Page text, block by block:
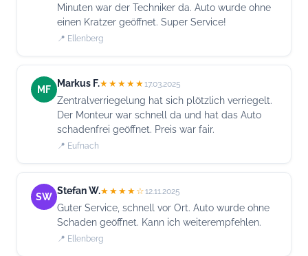
Minuten war der Techniker da. Auto wurde ohne
einen Kratzer geöffnet. Super Service!
📍 Ellenberg
MF
Markus F.★★★★★17.03.2025
Zentralverriegelung hat sich plötzlich verriegelt.
Der Monteur war schnell da und hat das Auto
schadenfrei geöffnet. Preis war fair.
📍 Eufnach
SW
Stefan W.★★★★☆12.11.2025
Guter Service, schnell vor Ort. Auto wurde ohne
Schaden geöffnet. Kann ich weiterempfehlen.
📍 Ellenberg